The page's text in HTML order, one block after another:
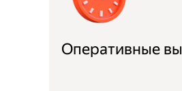
Оперативные